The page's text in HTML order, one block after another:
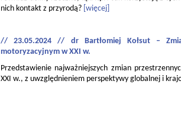
nich kontakt z przyrodą? [więcej]
// 23.05.2024 // dr Bartłomiej Kołsut –
motoryzacyjnym w XXI w.
Przedstawienie najważniejszych zmian
XXI w., z uwzględnieniem perspektywy globalnej i